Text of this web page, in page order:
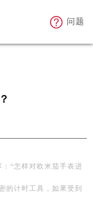
问题
“怎样对欧米茄手表进
的计时工具，如果受到